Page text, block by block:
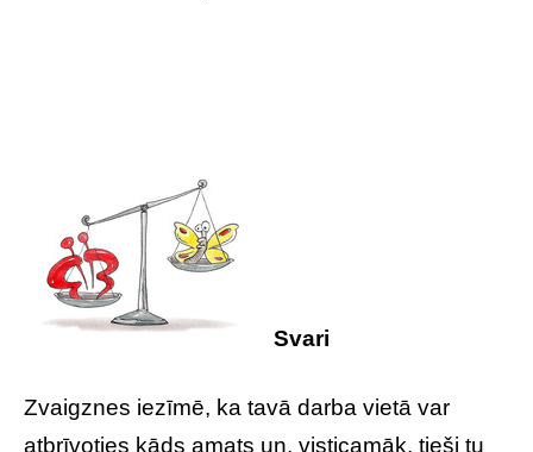
Svari
Zvaigznes iezīmē, ka tavā darba vietā var
atbrīvoties kāds amats un, visticamāk, tieši tu